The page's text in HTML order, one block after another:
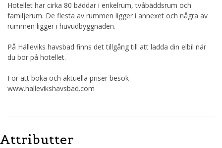
Hotellet har cirka 80 bäddar i enkelrum, tvåbäddsrum och
familjerum. De flesta av rummen ligger i annexet och några av
rummen ligger i huvudbyggnaden.
På Hälleviks havsbad finns det tillgång till att ladda din elbil när
du bor på hotellet.
För att boka och aktuella priser besök
www.hallevikshavsbad.com
Attributter